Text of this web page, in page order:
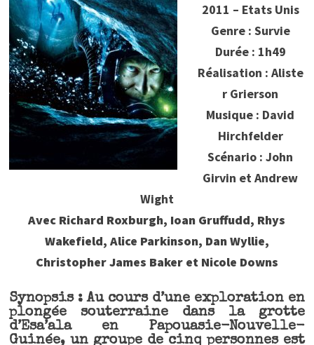
2011 – Etats Unis
Genre : Survie
Durée : 1h49
Réalisation : Aliste
r Grierson
Musique : David
Hirchfelder
Scénario : John
Girvin et Andrew
Wight
Avec Richard Roxburgh, Ioan Gruffudd, Rhys
Wakefield, Alice Parkinson, Dan Wyllie,
Christopher James Baker et Nicole Downs
Synopsis : Au cours d’une exploration en
plongée souterraine dans la grotte
d’Esa’ala en Papouasie-Nouvelle-
Guinée, un groupe de cinq personnes est